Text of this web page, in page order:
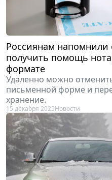
Россиянам напомнили
получить помощь
формате
Удаленно можно
письменной форме и
хранение.
15 декабря 2025Новости